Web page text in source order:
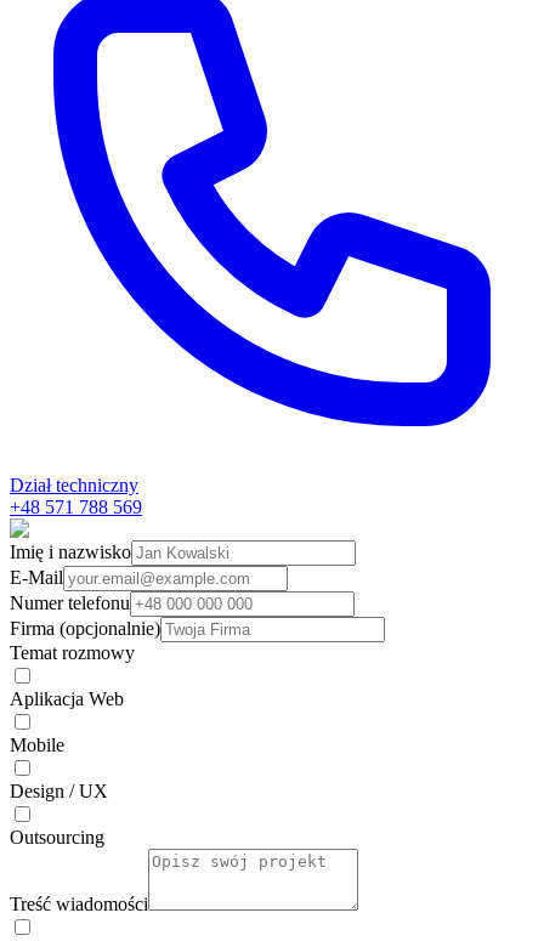
Dział techniczny
+48 571 788 569
Imię i nazwisko
E-Mail
Numer telefonu
Firma (opcjonalnie)
Temat rozmowy
Aplikacja Web
Mobile
Design / UX
Outsourcing
Treść wiadomości